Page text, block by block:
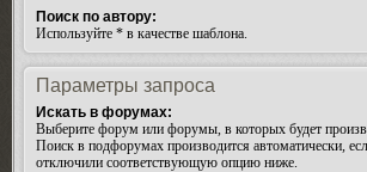
Поиск по автору:
Используйте * в качестве шаблона.
Параметры запроса
Искать в форумах:
Выберите форум или форумы, в которых будет
Поиск в подфорумах производится автоматически,
отключили соответствующую опцию ниже.